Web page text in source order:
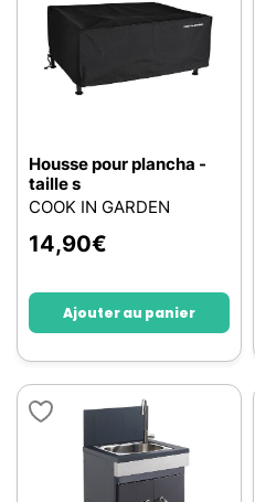
Housse pour plancha -
taille s
COOK IN GARDEN
14,90€
Ajouter au panier